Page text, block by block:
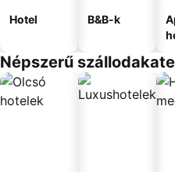
Hotel B&B-k
Népszerű